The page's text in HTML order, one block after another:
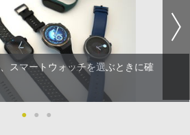
スマートウォッチを選ぶときに確
● ● ●